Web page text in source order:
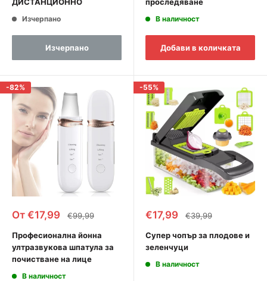
Изчерпано
Изчерпано
В наличност
Добави в количката
-82%
Промоционална
От €17,99
Редовна
цена
€99,99
Професионална йонна
ултразвукова шпатула за
почистване на лице
В наличност
-55%
Промоционална
цена
€17,99
Редовна
цена
€39,99
Супер чопър за плодове и
зеленчуци
В наличност